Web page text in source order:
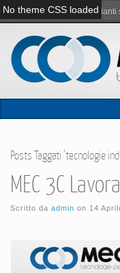
servizi berenice impianti
Posts Taggati ‘tecnologie
MEC 3C
Scritto da admin on 14
No theme CSS loaded